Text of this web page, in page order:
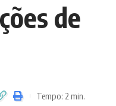
de
Tempo: 2 min.